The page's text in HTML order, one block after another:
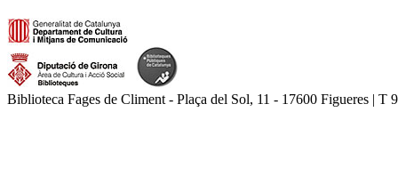
Biblioteca Fages de Climent - Plaça del Sol, 11 - 17600 Figueres |